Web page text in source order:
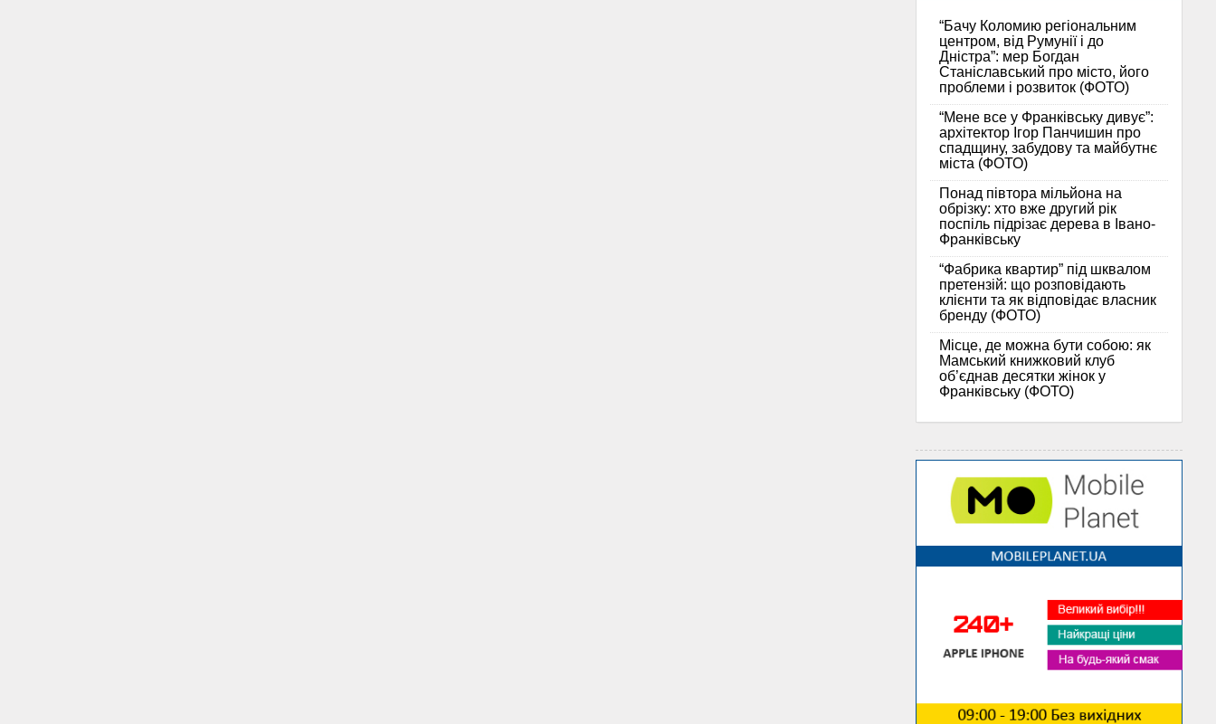
“Бачу Коломию регіональним
центром, від Румунії і до
Дністра”: мер Богдан
Станіславський про місто, його
проблеми і розвиток (ФОТО)
“Мене все у Франківську дивує”:
архітектор Ігор Панчишин про
спадщину, забудову та майбутнє
міста (ФОТО)
Понад півтора мільйона на
обрізку: хто вже другий рік
поспіль підрізає дерева в Івано-
Франківську
“Фабрика квартир” під шквалом
претензій: що розповідають
клієнти та як відповідає власник
бренду (ФОТО)
Місце, де можна бути собою: як
Мамський книжковий клуб
об’єднав десятки жінок у
Франківську (ФОТО)